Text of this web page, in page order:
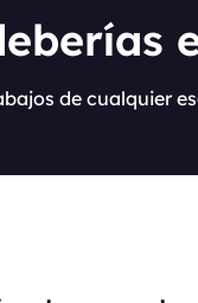
de cualquier